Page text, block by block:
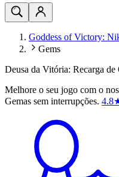
Goddess of Victory:
Gems
Deusa da Vitória: Recarga
Melhore o seu jogo com o
Gemas sem interrupções. 4.8